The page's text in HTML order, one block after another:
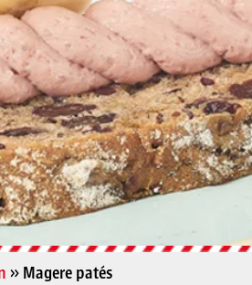
» Magere patés